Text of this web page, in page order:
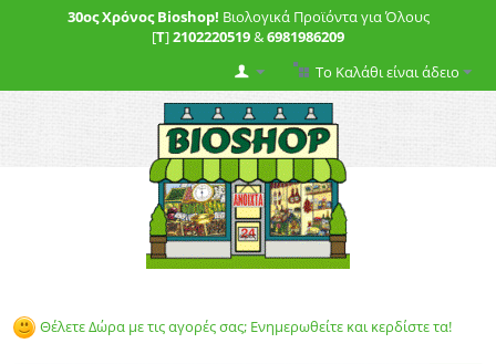
30ος Χρόνος Bioshop! Βιολογικά Προϊόντα για Όλους
[T]2102220519&6981986209
Το Καλάθι είναι άδειο
Θέλετε Δώρα με τις αγορές σας; Ενημερωθείτε και κερδίστε τα!